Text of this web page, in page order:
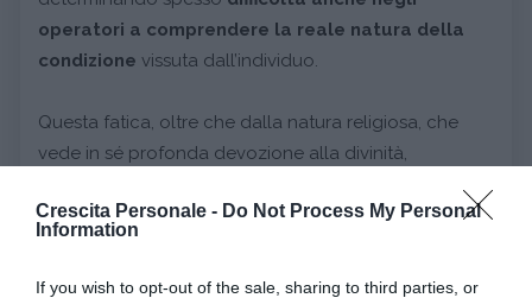
Crescita Personale - Do Not Process My Personal
Information
If you wish to opt-out of the sale, sharing to third parties, or
operatori a comprendere la reale natura della
condizione vissuta dall’individuo.
Questa fatica, oltre che dalla natura religiosa, che
vede in sé profonda devozione alla divinità,
canoni religiosi e un profondo legame con il sacro,
appartenenza.